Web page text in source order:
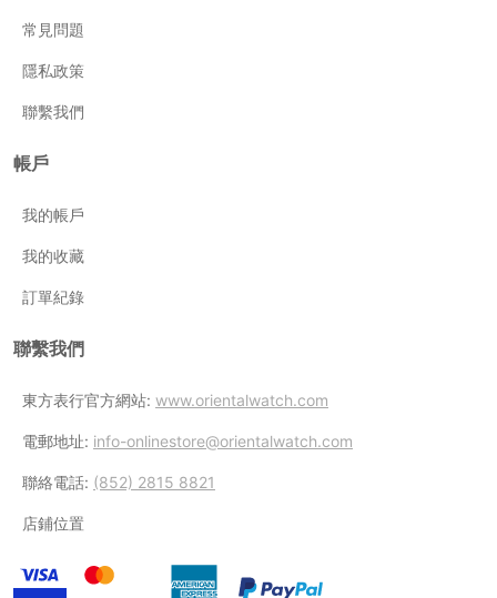
常見問題
隱私政策
聯繫我們
帳戶
我的帳戶
我的收藏
訂單紀錄
聯繫我們
東方表行官方網站: www.orientalwatch.com
電郵地址: info-onlinestore@orientalwatch.com
聯絡電話: (852) 2815 8821
店鋪位置